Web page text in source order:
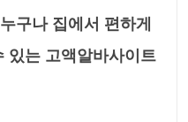
구나 집에서 편하게
있는 고액알바사이트